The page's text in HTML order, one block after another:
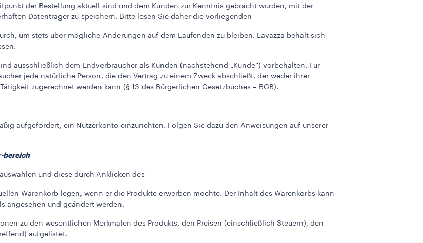
der Bestellung aktuell sind und dem Kunden zur Kenntnis gebracht wurden, mit der
Datenträger zu speichern. Bitte lesen Sie daher die vorliegenden
um stets über mögliche Änderungen auf dem Laufenden zu bleiben. Lavazza behält sich
ausschließlich dem Endverbraucher als Kunden (nachstehend „Kunde“) vorbehalten. Für
jede natürliche Person, die den Vertrag zu einem Zweck abschließt, der weder ihrer
zugerechnet werden kann (§ 13 des Bürgerlichen Gesetzbuches – BGB).
aufgefordert, ein Nutzerkonto einzurichten. Folgen Sie dazu den Anweisungen auf unserer
bereich
und diese durch Anklicken des
Warenkorb legen, wenn er die Produkte erwerben möchte. Der Inhalt des Warenkorbs kann
angesehen und geändert werden.
zu den wesentlichen Merkmalen des Produkts, den Preisen (einschließlich Steuern), den
aufgelistet.